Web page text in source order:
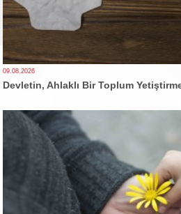
09.08.2026
Devletin, Ahlaklı Bir Toplum